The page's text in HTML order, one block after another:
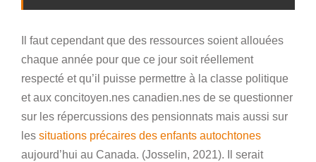
Il faut cependant que des ressources soient allouées
chaque année pour que ce jour soit réellement
respecté et qu’il puisse permettre à la classe politique
et aux concitoyen.nes canadien.nes de se questionner
sur les répercussions des pensionnats mais aussi sur
les situations précaires des enfants autochtones
aujourd’hui au Canada. (Josselin, 2021). Il serait